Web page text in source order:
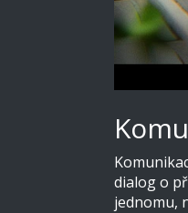
dialog o
jednomu,